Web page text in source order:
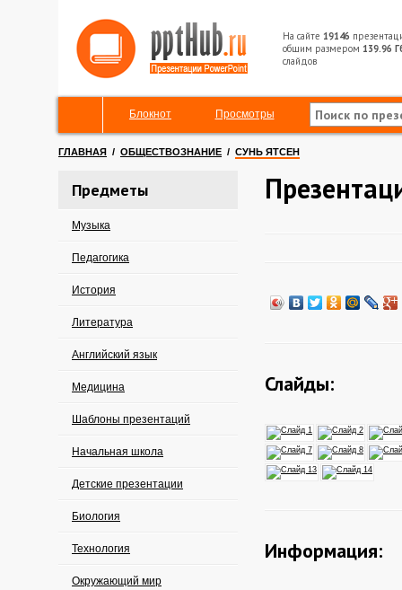
На сайте 19146
общим размером 139.96
слайдов
Блокнот Просмотры
ГЛАВНАЯ / ОБЩЕСТВОЗНАНИЕ / СУНЬ ЯТСЕН
Предметы
Музыка
Педагогика
История
Литература
Английский язык
Медицина
Шаблоны презентаций
Начальная школа
Детские презентации
Биология
Технология
Окружающий мир
Слайды:
Информация: